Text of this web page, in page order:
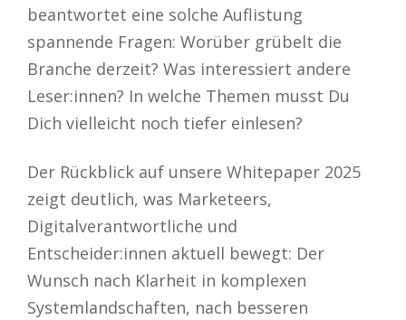
beantwortet eine solche Auflistung
spannende Fragen: Worüber grübelt die
Branche derzeit? Was interessiert andere
Leser:innen? In welche Themen musst Du
Dich vielleicht noch tiefer einlesen?
Der Rückblick auf unsere Whitepaper 2025
zeigt deutlich, was Marketeers,
Digitalverantwortliche und
Entscheider:innen aktuell bewegt: Der
Wunsch nach Klarheit in komplexen
Systemlandschaften, nach besseren